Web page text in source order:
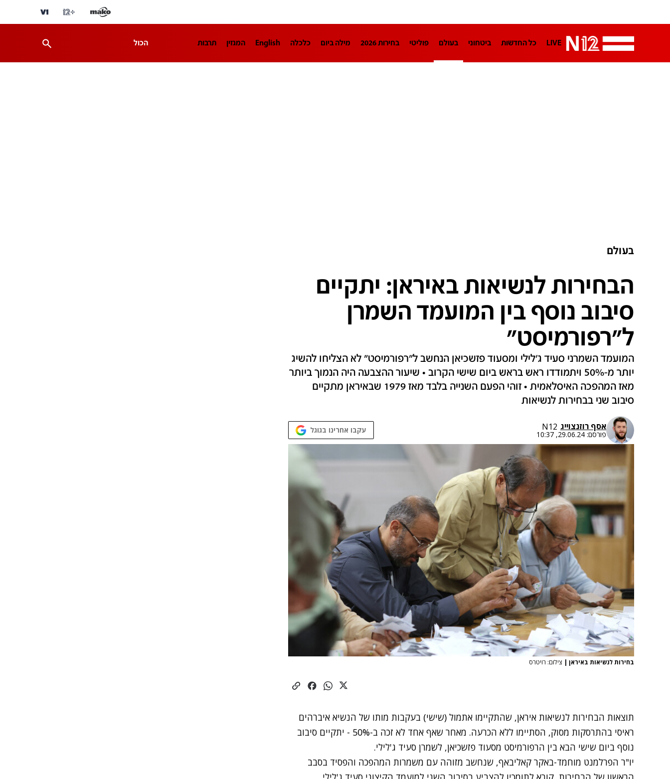
LIVE כל החדשות ביטחוני בעולם פוליטי בחירות 2026 מילה ביום כלכלה English המגזין תרבות הכול
בעולם
הבחירות לנשיאות באיראן: יתקיים
סיבוב נוסף בין המועמד השמרן
ל"רפורמיסט"
המועמד השמרני סעיד ג'לילי ומסעוד פזשכיאן הנחשב ל"רפורמיסט" לא הצליחו להשיג
יותר מ-50% ויתמודדו ראש בראש ביום שישי הקרוב • שיעור ההצבעה היה הנמוך ביותר
מאז המהפכה האיסלאמית • זוהי הפעם השנייה בלבד מאז 1979 שבאיראן מתקיים
סיבוב שני בבחירות לנשיאות
אסף רוזנצוייג N12
פורסם: 29.06.24, 10:37 עקבו אחרינו בגוגל
בחירות לנשיאות באיראן | צילום: רויטרס
תוצאות הבחירות לנשיאות איראן, שהתקיימו אתמול (שישי) בעקבות מותו של הנשיא איברהים
ראיסי בהתרסקות מסוק, הסתיימו ללא הכרעה. מאחר שאף אחד לא זכה ב-50% - יתקיים סיבוב
נוסף ביום שישי הבא בין הרפורמיסט מסעוד פזשכיאן, לשמרן סעיד ג'לילי.
יו"ר הפרלמנט מוחמד-באקר קאליבאף, שנחשב מזוהה עם משמרות המהפכה והפסיד בסבב